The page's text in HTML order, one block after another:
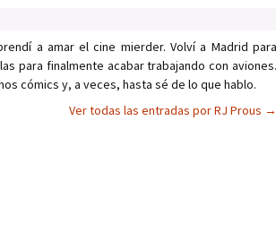
a amar el cine mierder. Volví a Madrid para
para finalmente acabar trabajando con aviones.
cómics y, a veces, hasta sé de lo que hablo.
Ver todas las entradas por RJ Prous →